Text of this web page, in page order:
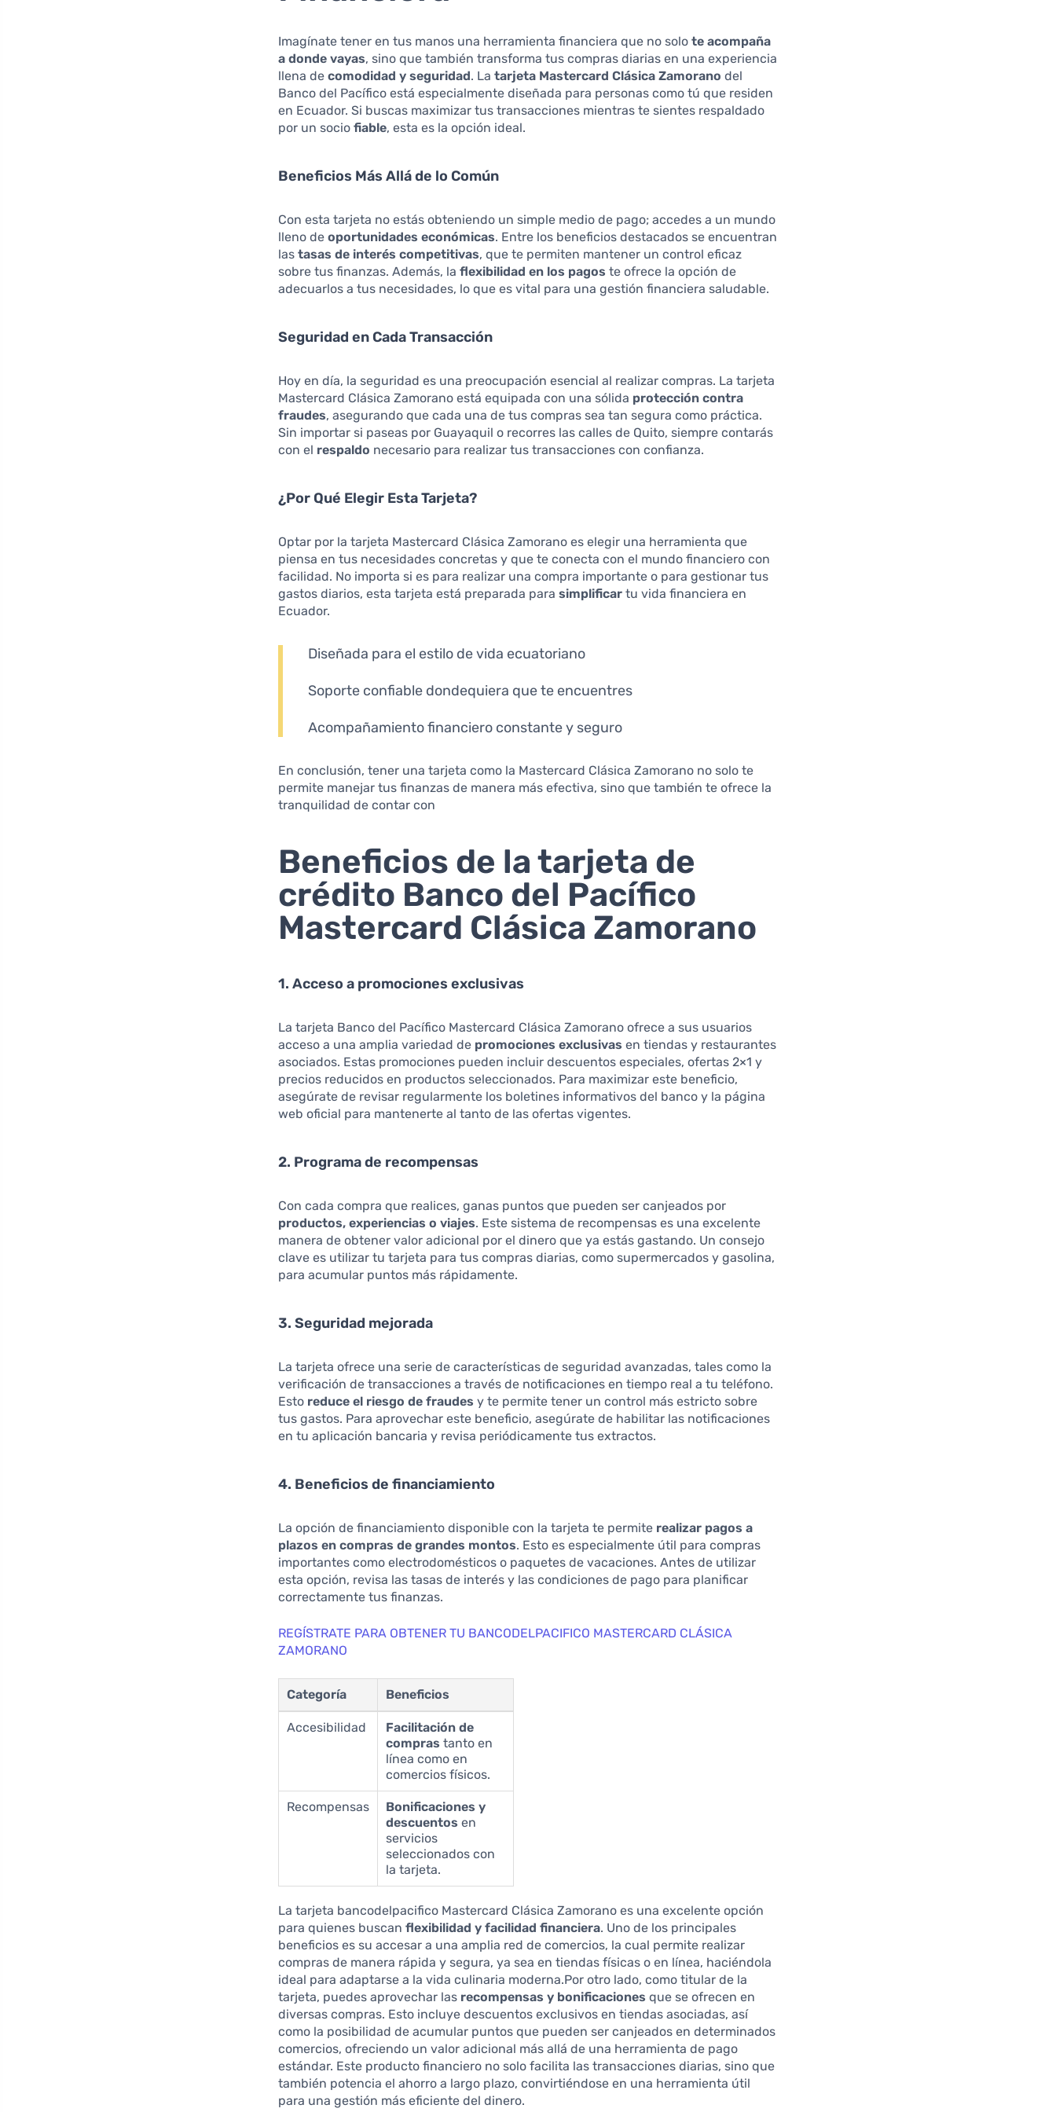
Imagínate tener en tus manos una herramienta financiera que no solote acompaña
a donde vayas, sino que también transforma tus compras diarias en una experiencia
llena decomodidad y seguridad. Latarjeta Mastercard Clásica Zamorano del
Banco del Pacífico está especialmente diseñada para personas como tú que residen
en Ecuador. Si buscas maximizar tus transacciones mientras te sientes respaldado
por un sociofiable, esta es la opción ideal.
Beneficios Más Allá de lo Común
Con esta tarjeta no estás obteniendo un simple medio de pago; accedes a un mundo
lleno deoportunidades económicas. Entre los beneficios destacados se encuentran
lastasas de interés competitivas, que te permiten mantener un control eficaz
sobre tus finanzas. Además, laflexibilidad en los pagos te ofrece la opción de
adecuarlos a tus necesidades, lo que es vital para una gestión financiera saludable.
Seguridad en Cada Transacción
Hoy en día, la seguridad es una preocupación esencial al realizar compras. La tarjeta
Mastercard Clásica Zamorano está equipada con una sólida protección contra
fraudes, asegurando que cada una de tus compras sea tan segura como práctica.
Sin importar si paseas por Guayaquil o recorres las calles de Quito, siempre contarás
con el respaldo necesario para realizar tus transacciones con confianza.
¿Por Qué Elegir Esta Tarjeta?
Optar por la tarjeta Mastercard Clásica Zamorano es elegir una herramienta que
piensa en tus necesidades concretas y que te conecta con el mundo financiero con
facilidad. No importa si es para realizar una compra importante o para gestionar tus
gastos diarios, esta tarjeta está preparada parasimplificar tu vida financiera en
Ecuador.
Diseñada para el estilo de vida ecuatoriano
Soporte confiable dondequiera que te encuentres
Acompañamiento financiero constante y seguro
En conclusión, tener una tarjeta como la Mastercard Clásica Zamorano no solo te
permite manejar tus finanzas de manera más efectiva, sino que también te ofrece la
tranquilidad de contar con
Beneficios de la tarjeta de
crédito Banco del Pacífico
Mastercard Clásica Zamorano
1. Acceso a promociones exclusivas
La tarjeta Banco del Pacífico Mastercard Clásica Zamorano ofrece a sus usuarios
acceso a una amplia variedad de promociones exclusivas en tiendas y restaurantes
asociados. Estas promociones pueden incluir descuentos especiales, ofertas 2×1 y
precios reducidos en productos seleccionados. Para maximizar este beneficio,
asegúrate de revisar regularmente los boletines informativos del banco y la página
web oficial para mantenerte al tanto de las ofertas vigentes.
2. Programa de recompensas
Con cada compra que realices, ganas puntos que pueden ser canjeados por
productos, experiencias o viajes. Este sistema de recompensas es una excelente
manera de obtener valor adicional por el dinero que ya estás gastando. Un consejo
clave es utilizar tu tarjeta para tus compras diarias, como supermercados y gasolina,
para acumular puntos más rápidamente.
3. Seguridad mejorada
La tarjeta ofrece una serie de características de seguridad avanzadas, tales como la
verificación de transacciones a través de notificaciones en tiempo real a tu teléfono.
Esto reduce el riesgo de fraudes y te permite tener un control más estricto sobre
tus gastos. Para aprovechar este beneficio, asegúrate de habilitar las notificaciones
en tu aplicación bancaria y revisa periódicamente tus extractos.
4. Beneficios de financiamiento
La opción de financiamiento disponible con la tarjeta te permite realizar pagos a
plazos en compras de grandes montos. Esto es especialmente útil para compras
importantes como electrodomésticos o paquetes de vacaciones. Antes de utilizar
esta opción, revisa las tasas de interés y las condiciones de pago para planificar
correctamente tus finanzas.
REGÍSTRATE PARA OBTENER TU BANCODELPACIFICO MASTERCARD CLÁSICA
ZAMORANO
Categoría Beneficios
Accesibilidad
Facilitación de
compras tanto en
línea como en
comercios físicos.
Recompensas
Bonificaciones y
descuentos en
servicios
seleccionados con
la tarjeta.
La tarjeta bancodelpacifico Mastercard Clásica Zamorano es una excelente opción
para quienes buscanflexibilidad y facilidad financiera. Uno de los principales
beneficios es su accesar a una amplia red de comercios, la cual permite realizar
compras de manera rápida y segura, ya sea en tiendas físicas o en línea, haciéndola
ideal para adaptarse a la vida culinaria moderna.Por otro lado, como titular de la
tarjeta, puedes aprovechar las recompensas y bonificaciones que se ofrecen en
diversas compras. Esto incluye descuentos exclusivos en tiendas asociadas, así
como la posibilidad de acumular puntos que pueden ser canjeados en determinados
comercios, ofreciendo un valor adicional más allá de una herramienta de pago
estándar. Este producto financiero no solo facilita las transacciones diarias, sino que
también potencia el ahorro a largo plazo, convirtiéndose en una herramienta útil
para una gestión más eficiente del dinero.